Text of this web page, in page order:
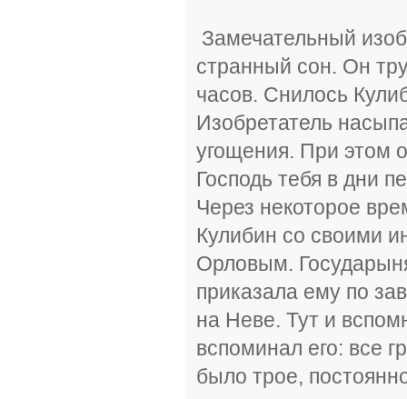
Замечательный
странный сон. Он
часов. Снилось
Изобретатель
угощения. При этом
Господь тебя в дни
Через некоторое
Кулибин со своими
Орловым.
приказала ему по
на Неве. Тут и
вспоминал его: все
было трое,